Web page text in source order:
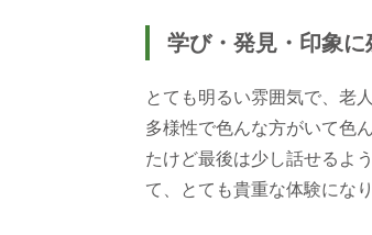
学び・発見・印象に
とても明るい雰囲気で、老
多様性で色んな方がいて色
たけど最後は少し話せるよ
て、とても貴重な体験になり